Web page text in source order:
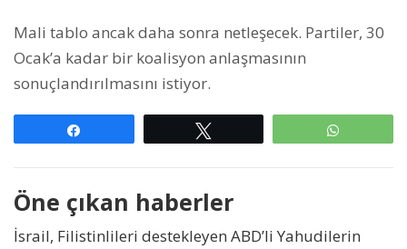
Mali tablo ancak daha sonra netleşecek. Partiler, 30
Ocak’a kadar bir koalisyon anlaşmasının
sonuçlandırılmasını istiyor.
Öne çıkan haberler
İsrail, Filistinlileri destekleyen ABD’li Yahudilerin